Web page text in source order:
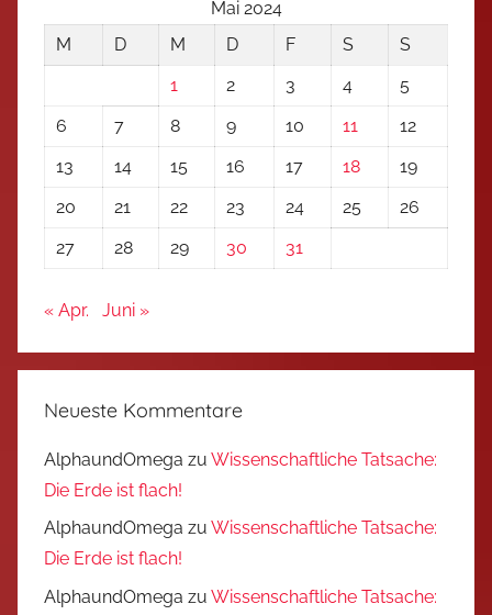
Mai 2024
M
D M D F S
S
1
2 3 4
5
6
7 8 9 10 11
12
13
14 15 16 17 18
19
20
21 22 23 24 25
26
27
28 29 30 31
« Apr. Juni »
Neueste Kommentare
AlphaundOmega zu Wissenschaftliche Tatsache:
Die Erde ist flach!
AlphaundOmega zu Wissenschaftliche Tatsache:
Die Erde ist flach!
AlphaundOmega zu Wissenschaftliche Tatsache: